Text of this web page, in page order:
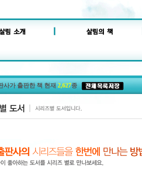
사가 출판한 책 현재2,627종